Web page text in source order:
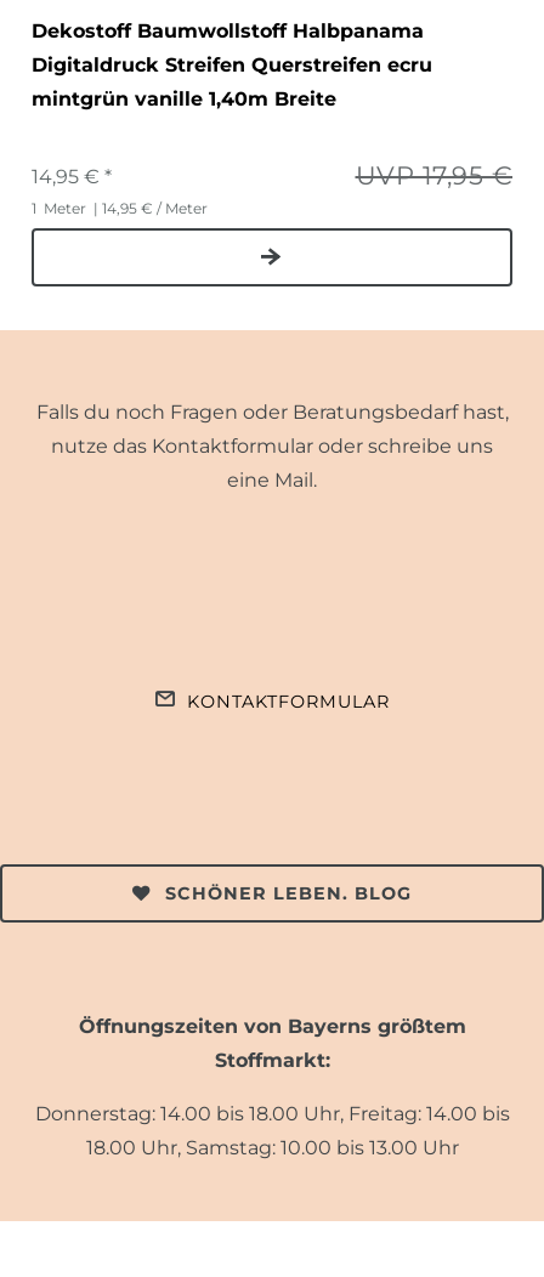
Dekostoff Baumwollstoff Halbpanama
Digitaldruck Streifen Querstreifen ecru
mintgrün vanille 1,40m Breite
UVP 17,95 €
14,95 € *
1 Meter | 14,95 € / Meter
Falls du noch Fragen oder Beratungsbedarf hast,
nutze das Kontaktformular oder schreibe uns
eine Mail.
KONTAKTFORMULAR
SCHÖNER LEBEN. BLOG
Öffnungszeiten von Bayerns größtem
Stoffmarkt:
Donnerstag: 14.00 bis 18.00 Uhr, Freitag: 14.00 bis
18.00 Uhr, Samstag: 10.00 bis 13.00 Uhr